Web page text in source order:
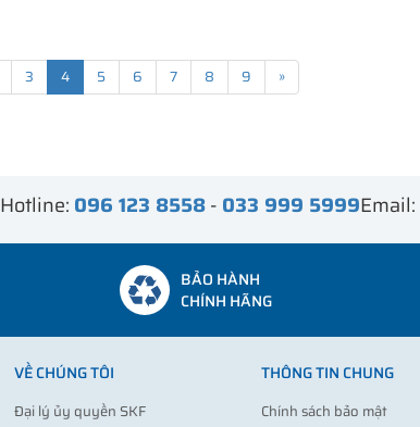
3 4 5 6 7 8 9 »
Hotline: 096 123 8558- 033 999 5999Email:
BẢO HÀNH
CHÍNH HÃNG
VỀ CHÚNG TÔI
Đại lý ủy quyền SKF
THÔNG TIN CHUNG
Chính sách bảo mật